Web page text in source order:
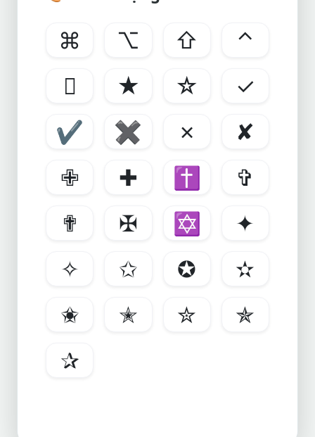
⌘ ⌥ ⇧
⌃

★ ☆
✓
✔
✖ ✗
✘
✙
✚ ✝
✞
✟
✠ ✡
✦
✧
✩ ✪
✫
✬
✭ ✮
✯
✰